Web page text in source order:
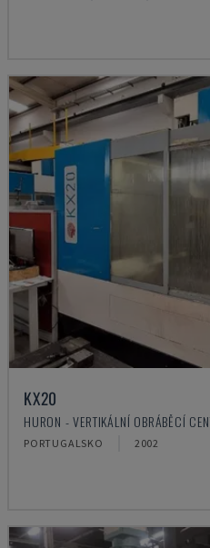
KX20
HURON - VERTIKÁLNÍ OBRÁBĚCÍ
PORTUGALSKO 2002